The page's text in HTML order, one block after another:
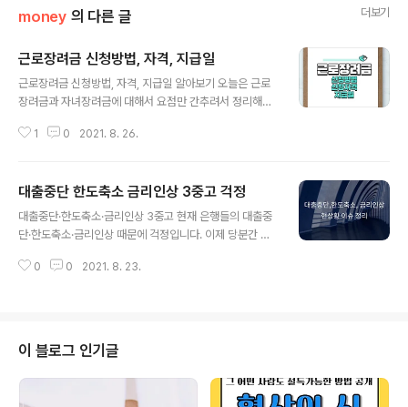
money 의 다른 글 더보기
근로장려금 신청방법, 자격, 지급일
근로장려금 신청방법, 자격, 지급일 알아보기 오늘은 근로
장려금과 자녀장려금에 대해서 요점만 간추려서 정리해보
을 결정했습니다. 국세청은 코로나로 어려움을 겪는 저소
근로의욕을 높이고 자녀 양육 지원을 위해, 소득·재산 요건
을 충족하면 근로·자녀장려금을 지급하기로 했습니다. 근
로·자녀장려금 전년도 귀속 정기분은 5월에 신청을 받고 9
지급하기로 했습니다. 근로장려금은 연간 산정액의 35%
1 0 2021. 8. 26.
대출중단 한도축소 금리인상 3중고 걱정
대출중단·한도축소·금리인상 3중고 현재 은행들의 대출중
단·한도축소·금리인상 때문에 걱정입니다. 이제 당분간 대
인 강의나 원데이클래스 등을 해보려는 계획이 잇었는데
망이 있습니다. 얼마전부터 은행들이 신규 대출을 중단하
고 있습니다. 먼저 농협이 전세대출과 주택담보대출을 11
월 말까지 중단했습니다. 우리은행 또한 9월까지 전세대출
을, 또 SC제일은행도 일부 주담대를 막았습니다. 그리고
0 0 2021. 8. 23.
이 블로그 인기글